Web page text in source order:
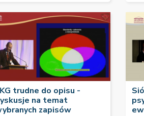
trudne do opisu -
na temat
zapisów